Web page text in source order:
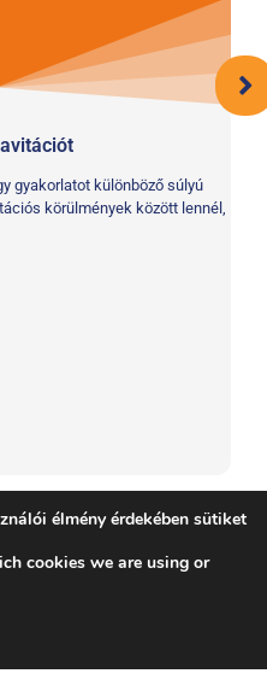
gyakorlatot különböző súlyú
körülmények között lennél,
élmény érdekében sütiket
cookies we are using or